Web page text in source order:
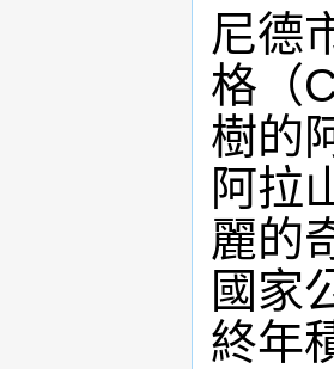
尼德
格（
樹的
阿拉
麗的
國家
終年